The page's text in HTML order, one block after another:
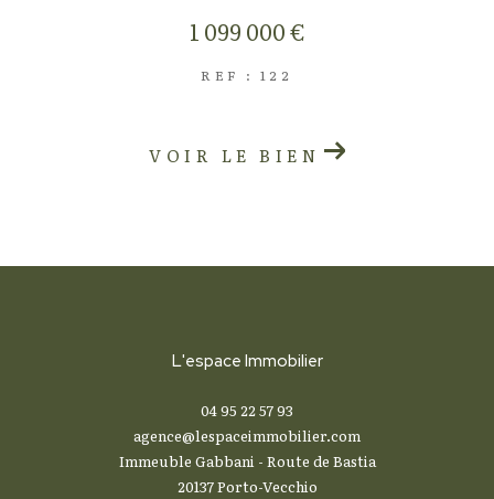
1 099 000 €
REF : 122
VOIR LE BIEN
L'espace Immobilier
04 95 22 57 93
agence@lespaceimmobilier.com
Immeuble Gabbani - Route de Bastia
20137 Porto-Vecchio